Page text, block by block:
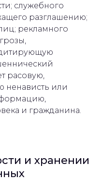
служебного
разглашению;
рекламного
расовую,
ненависть или
и гражданина.
и хранении